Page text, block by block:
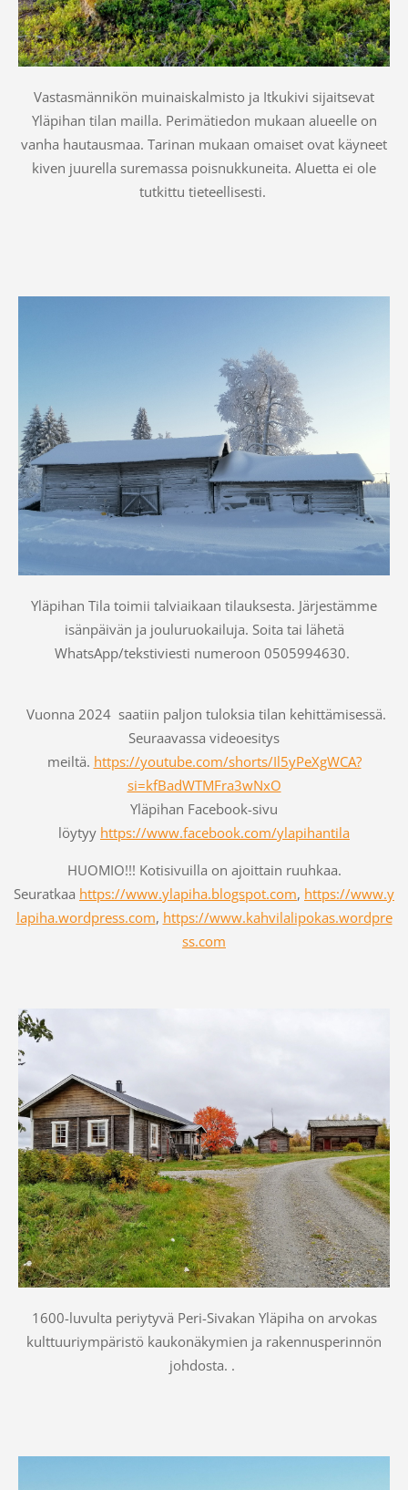
Vastasmännikön muinaiskalmisto ja Itkukivi sijaitsevat
Yläpihan tilan mailla. Perimätiedon mukaan alueelle on
vanha hautausmaa. Tarinan mukaan omaiset ovat käyneet
kiven juurella suremassa poisnukkuneita. Aluetta ei ole
tutkittu tieteellisesti.
Yläpihan Tila toimii talviaikaan tilauksesta. Järjestämme
isänpäivän ja jouluruokailuja. Soita tai lähetä
WhatsApp/tekstiviesti numeroon 0505994630.
Vuonna 2024 saatiin paljon tuloksia tilan kehittämisessä.
Seuraavassa videoesitys
meiltä. https://youtube.com/shorts/Il5yPeXgWCA?
si=kfBadWTMFra3wNxO
Yläpihan Facebook-sivu
löytyy https://www.facebook.com/ylapihantila
HUOMIO!!! Kotisivuilla on ajoittain ruuhkaa.
Seuratkaa https://www.ylapiha.blogspot.com, https://www.y
lapiha.wordpress.com, https://www.kahvilalipokas.wordpre
ss.com
1600-luvulta periytyvä Peri-Sivakan Yläpiha on arvokas
kulttuuriympäristö kaukonäkymien ja rakennusperinnön
johdosta. .